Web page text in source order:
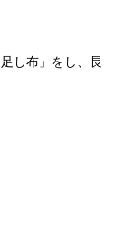
し布」をし、長